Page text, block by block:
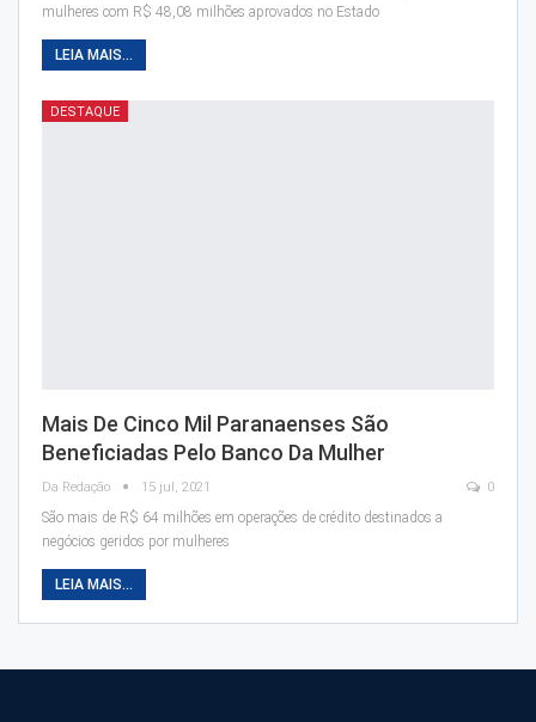
mulheres com R$ 48,08 milhões aprovados no Estado
LEIA MAIS...
DESTAQUE
Mais De Cinco Mil Paranaenses São
Beneficiadas Pelo Banco Da Mulher
Da Redação 15 jul, 2021 0
São mais de R$ 64 milhões em operações de crédito destinados a
negócios geridos por mulheres
LEIA MAIS...